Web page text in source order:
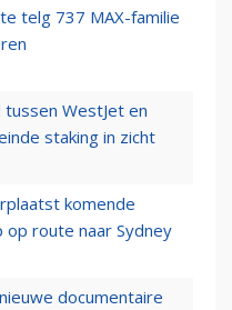
telg 737 MAX-familie
WestJet en
staking in zicht
komende
route naar Sydney
documentaire